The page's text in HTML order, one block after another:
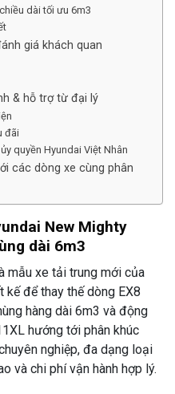
dài tối ưu 6m3
giá khách quan
& hỗ trợ từ đại lý
đãi
quyền Hyundai Việt Nhân
các dòng xe cùng phân
New Mighty
dài 6m3
mẫu xe tải trung mới của
kế để thay thế dòng EX8
hàng dài 6m3 và động
hướng tới phân khúc
nghiệp, đa dạng loại
và chi phí vận hành hợp lý.